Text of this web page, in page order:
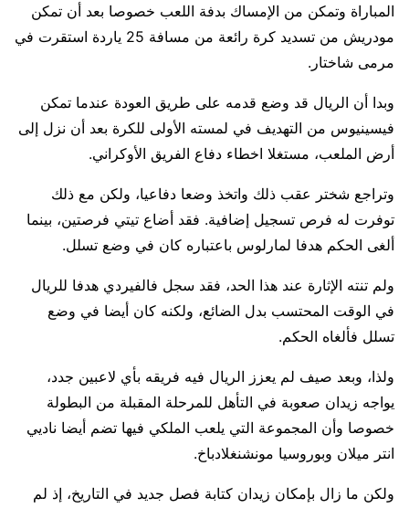
المباراة وتمكن من الإمساك بدفة اللعب خصوصا بعد أن تمكن
مودريش من تسديد كرة رائعة من مسافة 25 ياردة استقرت في
مرمى شاختار.
وبدا أن الريال قد وضع قدمه على طريق العودة عندما تمكن
فيسينيوس من التهديف في لمسته الأولى للكرة بعد أن نزل إلى
أرض الملعب، مستغلا اخطاء دفاع الفريق الأوكراني.
وتراجع شختر عقب ذلك واتخذ وضعا دفاعيا، ولكن مع ذلك
توفرت له فرص تسجيل إضافية. فقد أضاع تيتي فرصتين، بينما
ألغى الحكم هدفا لمارلوس باعتباره كان في وضع تسلل.
ولم تنته الإثارة عند هذا الحد، فقد سجل فالفيردي هدفا للريال
في الوقت المحتسب بدل الضائع، ولكنه كان أيضا في وضع
تسلل فألغاه الحكم.
ولذا، وبعد صيف لم يعزز الريال فيه فريقه بأي لاعبين جدد،
يواجه زيدان صعوبة في التأهل للمرحلة المقبلة من البطولة
خصوصا وأن المجموعة التي يلعب الملكي فيها تضم أيضا ناديي
انتر ميلان وبوروسيا مونشنغلادباخ.
ولكن ما زال بإمكان زيدان كتابة فصل جديد في التاريخ، إذ لم